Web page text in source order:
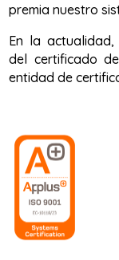
premia nuestro
En la actualidad,
del certificado
entidad de